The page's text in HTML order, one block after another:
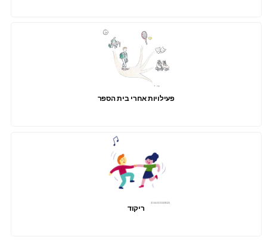
פעילויות אחרי בית הספר
ריקוד